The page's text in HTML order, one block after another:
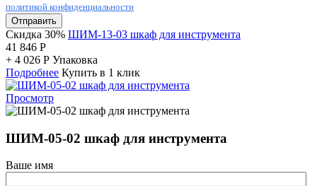
политикой конфиденциальности
Отправить
Скидка 30% ШИМ-13-03 шкаф для инструмента
41 846 Р
+ 4 026 Р Упаковка
Подробнее Купить в 1 клик
Просмотр
ШИМ-05-02 шкаф для инструмента
Ваше имя